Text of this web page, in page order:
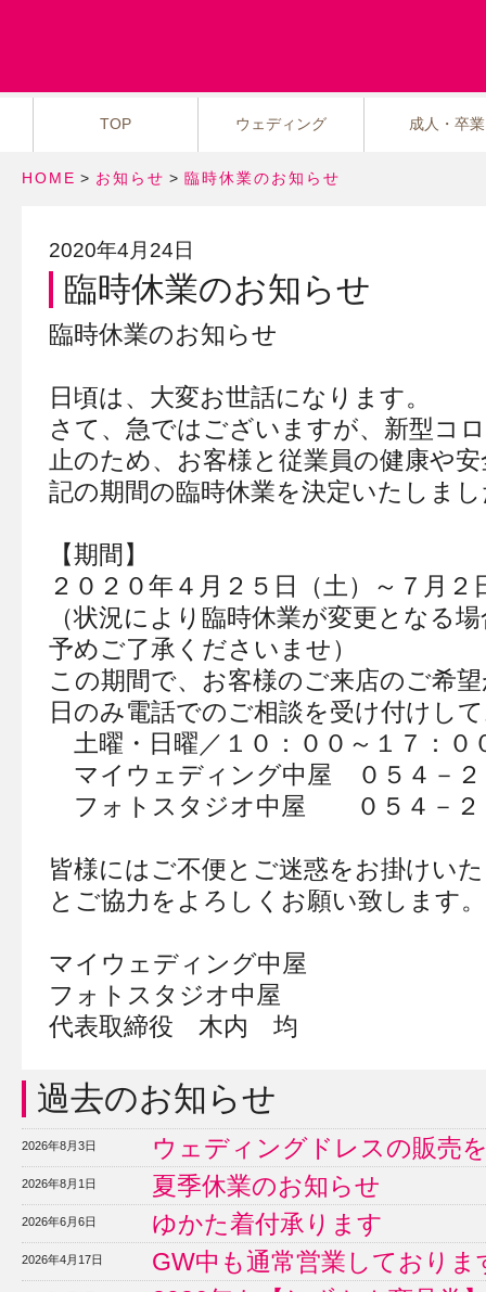
TOP ウェディング 成人・卒業
HOME > お知らせ > 臨時休業のお知らせ
2020年4月24日
臨時休業のお知らせ
臨時休業のお知らせ
日頃は、大変お世話になります。
さて、急ではございますが、新型コ
止のため、お客様と従業員の健康や
記の期間の臨時休業を決定いたしま
【期間】
２０２０年４月２５日（土）～７月２
（状況により臨時休業が変更となる
予めご了承くださいませ）
この期間で、お客様のご来店のご希
日のみ電話でのご相談を受け付けし
土曜・日曜／１０：００～１７：０
マイウェディング中屋 ０５４－２
フォトスタジオ中屋 ０５４－２
皆様にはご不便とご迷惑をお掛けい
とご協力をよろしくお願い致します。
マイウェディング中屋
フォトスタジオ中屋
代表取締役 木内 均
過去のお知らせ
2026年8月3日 ウェディングドレスの販売
2026年8月1日 夏季休業のお知らせ
2026年6月6日 ゆかた着付承ります
2026年4月17日 GW中も通常営業しておりま